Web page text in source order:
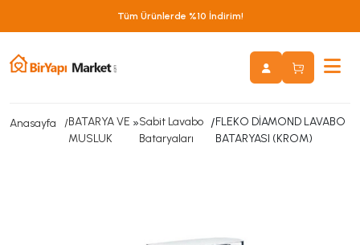
Tüm Ürünlerde %10 İndirim!
Anasayfa
BATARYA VE
MUSLUK
»Sabit Lavabo
Bataryaları
/FLEKO DİAMOND LAVABO
BATARYASI (KROM)